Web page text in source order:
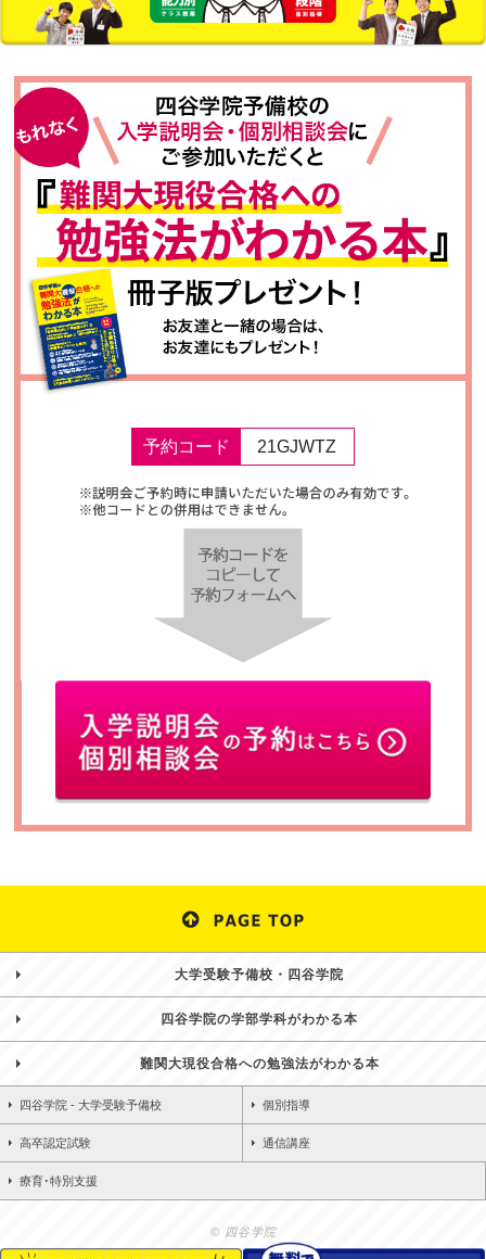
予約コード 21GJWTZ
大学受験予備校・四谷学院
四谷学院の学部学科がわかる本
難関大現役合格への勉強法がわかる本
四谷学院 - 大学受験予備校 個別指導
高卒認定試験 通信講座
療育･特別支援
© 四谷学院